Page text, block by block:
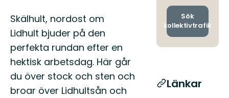
Beskrivning
Skälhult, nordost om
Lidhult bjuder på den
perfekta rundan efter en
hektisk arbetsdag. Här går
du över stock och sten och
broar över Lidhultsån och
och
Sök
kollektivtrafik
Länkar